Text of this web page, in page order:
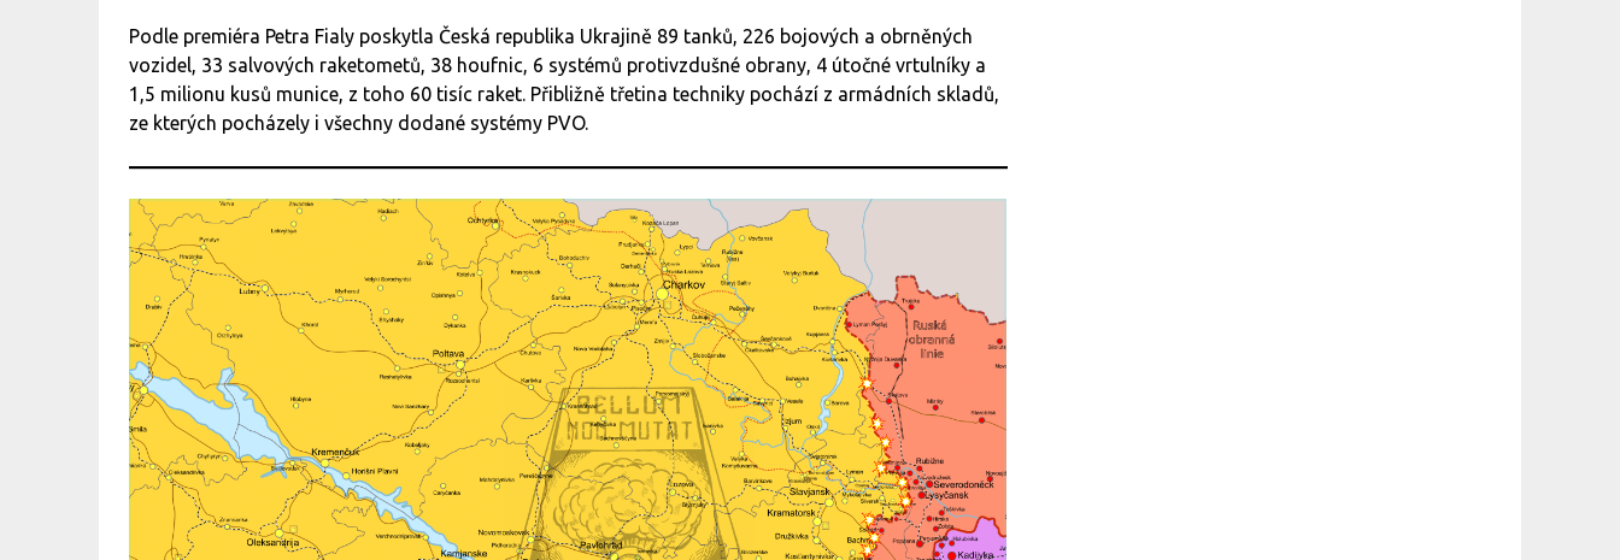
Podle premiéra Petra Fialy poskytla Česká republika Ukrajině 89 tanků, 226 bojových a obrněných
vozidel, 33 salvových raketometů, 38 houfnic, 6 systémů protivzdušné obrany, 4 útočné vrtulníky a
1,5 milionu kusů munice, z toho 60 tisíc raket. Přibližně třetina techniky pochází z armádních skladů,
ze kterých pocházely i všechny dodané systémy PVO.